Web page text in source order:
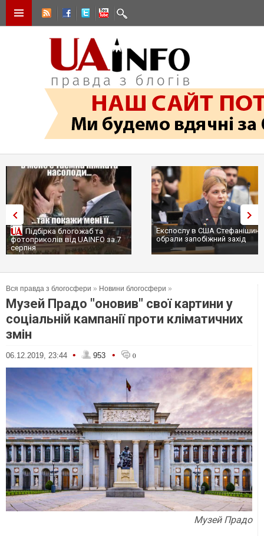
Експослу в США Стефанішиній
обрали запобіжний захід
Трамп не передасть Україні
сотні ракет до Patriot, бо у
Вся правда з блогосфери » Новини блогосфери »
Музей Прадо "оновив" свої картини у
соціальній кампанії проти кліматичних
змін
06.12.2019, 23:44 • 953 • 0
Музей Прадо